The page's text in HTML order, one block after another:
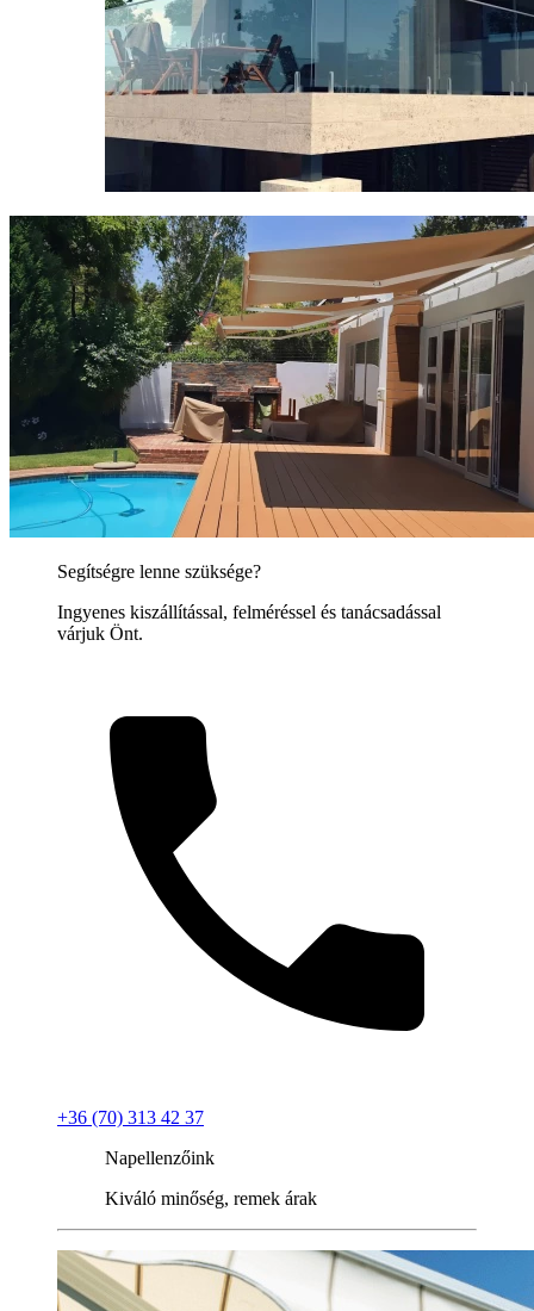
Segítségre lenne szüksége?
Ingyenes kiszállítással, felméréssel és tanácsadással
várjuk Önt.
+36 (70) 313 42 37
Napellenzőink
Kiváló minőség, remek árak